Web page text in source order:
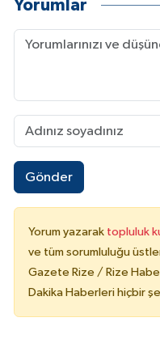
Yorumlar
Gönder
Yorum yazarak topluluk
ve tüm sorumluluğu
Gazete Rize / Rize
Dakika Haberleri hiçbir